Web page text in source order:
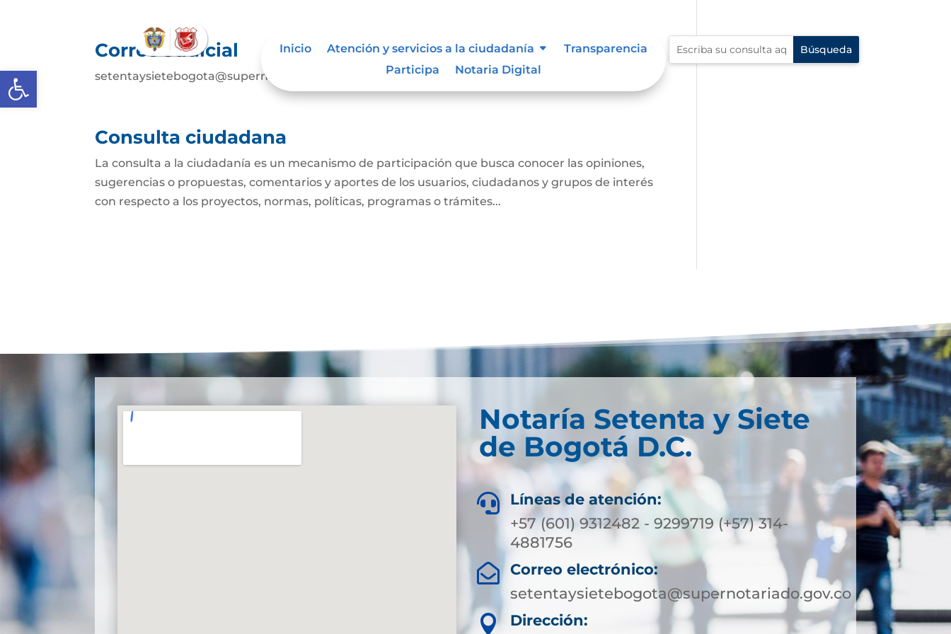
Abrir barra de herramientas
Inicio Atención y servicios a la ciudadanía
Transparencia
Participa
Notaria Digital
Correo Judicial
setentaysietebogota@supernotariado.gov.co
Consulta ciudadana
La consulta a la ciudadanía es un mecanismo de participación que busca conocer las opiniones,
sugerencias o propuestas, comentarios y aportes de los usuarios, ciudadanos y grupos de interés
con respecto a los proyectos, normas, políticas, programas o trámites...
Notaría Setenta y Siete
de Bogotá D.C.

Líneas de atención:
+57 (601) 9312482 - 9299719 (+57) 314-
4881756

Correo electrónico:
setentaysietebogota@supernotariado.gov.co
 Dirección: